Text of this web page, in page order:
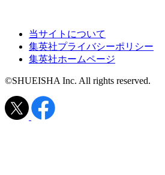
当サイトについて
集英社プライバシーポリシー
集英社ホームページ
©SHUEISHA Inc. All rights reserved.